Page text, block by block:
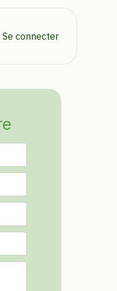
Se connecter